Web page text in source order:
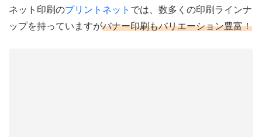
ネット印刷のプリントネット では、数多くの印刷ラインナ
ップを持っていますがバナー印刷もバリエーション豊富！